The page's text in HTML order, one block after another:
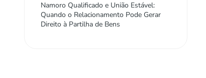
Namoro Qualificado e União Estável:
Quando o Relacionamento Pode Gerar
Direito à Partilha de Bens